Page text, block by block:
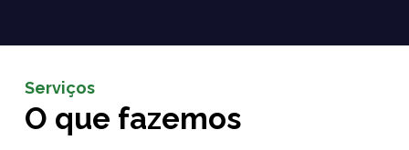
Serviços
O que fazemos